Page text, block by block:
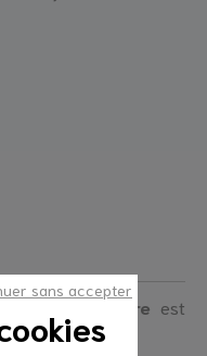
sans accepter
sur mesure est